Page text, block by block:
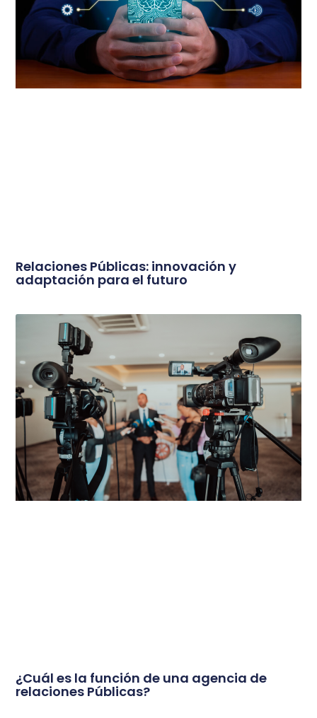
Relaciones Públicas: innovación y
adaptación para el futuro
¿Cuál es la función de una agencia de
relaciones Públicas?